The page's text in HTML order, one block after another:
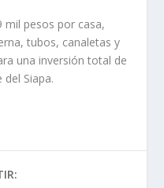
mil pesos por casa,
tubos, canaletas y
una inversión total de
Siapa.